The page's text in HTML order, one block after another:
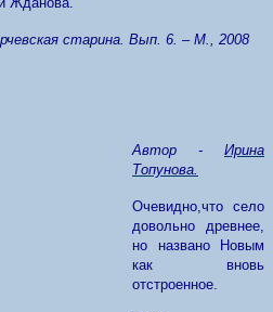
старина. Вып. 6. – М., 2008
Автор - Ирина
Топунова.
Очевидно,что село
довольно древнее,
но названо Новым
как вновь
отстроенное.